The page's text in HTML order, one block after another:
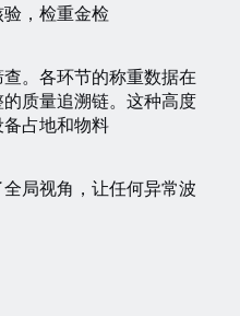
，检重金检
。各环节的称重数据在
质量追溯链。这种高度
占地和物料
局视角，让任何异常波